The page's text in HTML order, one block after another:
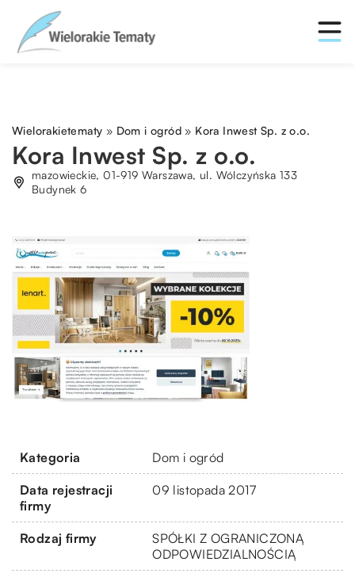
Wielorakietematy » Dom i ogród » Kora Inwest Sp. z o.o.
Kora Inwest Sp. z o.o.
mazowieckie, 01-919 Warszawa, ul. Wólczyńska 133
Budynek 6
Kategoria Dom i ogród
Data rejestracji
firmy
09 listopada 2017
Rodzaj firmy
SPÓŁKI Z OGRANICZONĄ
ODPOWIEDZIALNOŚCIĄ